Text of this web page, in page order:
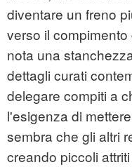
diventare un freno
verso il
nota una
dettagli curati
delegare compiti a
l'esigenza di
sembra che gli altri
creando piccoli